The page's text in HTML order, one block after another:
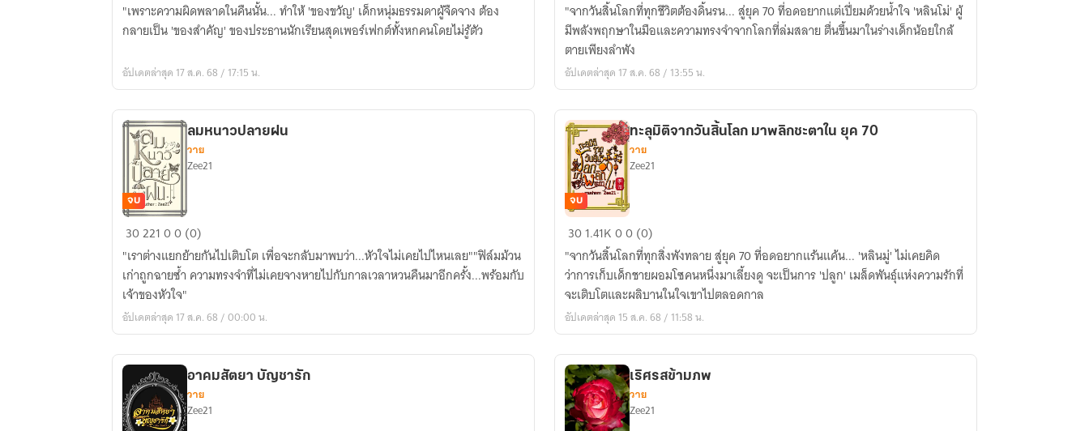
ร้าย...
(7P)
"เพราะความผิดพลาดในคืนนั้น... ทำให้ 'ของขวัญ' เด็กหนุ่มธรรมดาผู้จืดจาง ต้อง
กลายเป็น 'ของสำคัญ' ของประธานนักเรียนสุดเพอร์เฟกต์ทั้งหกคนโดยไม่รู้ตัว
อัปเดตล่าสุด 17 ส.ค. 68 / 17:15 น.
วัน
สิ้น
โลก
มา
ยอด
ดวงใจ
ใน
ยุค
70
"จากวันสิ้นโลกที่ทุกชีวิตต้องดิ้นรน... สู่ยุค 70 ที่อดอยากแต่เปี่ยมด้วยน้ำใจ 'หลินโม่' ผู้
มีพลังพฤกษาในมือและความทรงจำจากโลกที่ล่มสลาย ตื่นขึ้นมาในร่างเด็กน้อยใกล้
ตายเพียงลำพัง
อัปเดตล่าสุด 17 ส.ค. 68 / 13:55 น.
ลม
หนาว
ปลาย
ฝน
จบ
ลมหนาวปลายฝน
วาย
Zee21
3022100 (0)
"เราต่างแยกย้ายกันไปเติบโต เพื่อจะกลับมาพบว่า...หัวใจไม่เคยไปไหนเลย""ฟิล์มม้วน
เก่าถูกฉายซ้ำ ความทรงจำที่ไม่เคยจางหายไปกับกาลเวลาหวนคืนมาอีกครั้ง...พร้อมกับ
เจ้าของหัวใจ"
อัปเดตล่าสุด 17 ส.ค. 68 / 00:00 น.
ทะลุ
จาก
วัน
สิ้น
โลก
พลิก
ชะตา
ใน
ยุค
จบ
ทะลุมิติจากวันสิ้นโลก มาพลิกชะตาใน ยุค 70
วาย
Zee21
301.41K00 (0)
"จากวันสิ้นโลกที่ทุกสิ่งพังทลาย สู่ยุค 70 ที่อดอยากแร้นแค้น... 'หลินมู่' ไม่เคยคิด
ว่าการเก็บเด็กชายผอมโซคนหนึ่งมาเลี้ยงดู จะเป็นการ 'ปลูก' เมล็ดพันธุ์แห่งความรักที่
จะเติบโตและผลิบานในใจเขาไปตลอดกาล
อัปเดตล่าสุด 15 ส.ค. 68 / 11:58 น.
อาคมสัตยา บัญชารัก
วาย
Zee21
เริศรสข้ามภพ
วาย
Zee21